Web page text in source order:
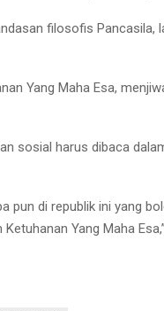
filosofis Pancasila,
Yang Maha Esa,
sosial harus dibaca
pun di republik ini yang
Yang Maha